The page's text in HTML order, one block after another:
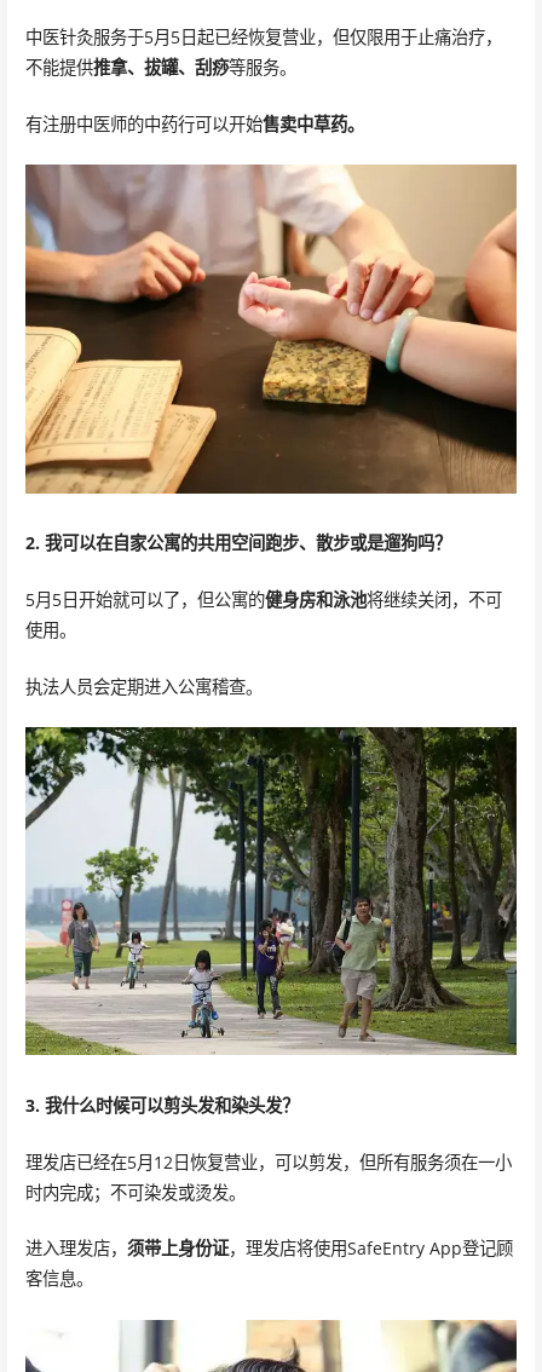
中医针灸服务于5月5日起已经恢复营业，但仅限用于止痛治疗，
不能提供推拿、拔罐、刮痧等服务。
有注册中医师的中药行可以开始售卖中草药。
2. 我可以在自家公寓的共用空间跑步、散步或是遛狗吗？
5月5日开始就可以了，但公寓的健身房和泳池将继续关闭，不可
使用。
执法人员会定期进入公寓稽查。
3. 我什么时候可以剪头发和染头发？
理发店已经在5月12日恢复营业，可以剪发，但所有服务须在一小
时内完成；不可染发或烫发。
进入理发店， 须带上身份证，理发店将使用SafeEntry App登记顾
客信息。